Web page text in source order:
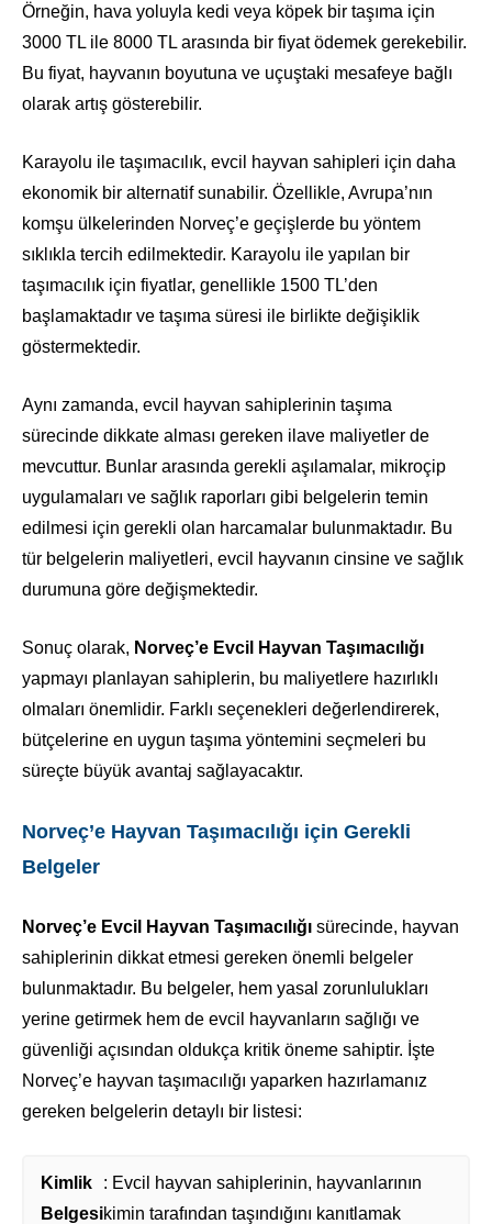
Örneğin, hava yoluyla kedi veya köpek bir taşıma için
3000 TL ile 8000 TL arasında bir fiyat ödemek gerekebilir.
Bu fiyat, hayvanın boyutuna ve uçuştaki mesafeye bağlı
olarak artış gösterebilir.
Karayolu ile taşımacılık, evcil hayvan sahipleri için daha
ekonomik bir alternatif sunabilir. Özellikle, Avrupa’nın
komşu ülkelerinden Norveç’e geçişlerde bu yöntem
sıklıkla tercih edilmektedir. Karayolu ile yapılan bir
taşımacılık için fiyatlar, genellikle 1500 TL’den
başlamaktadır ve taşıma süresi ile birlikte değişiklik
göstermektedir.
Aynı zamanda, evcil hayvan sahiplerinin taşıma
sürecinde dikkate alması gereken ilave maliyetler de
mevcuttur. Bunlar arasında gerekli aşılamalar, mikroçip
uygulamaları ve sağlık raporları gibi belgelerin temin
edilmesi için gerekli olan harcamalar bulunmaktadır. Bu
tür belgelerin maliyetleri, evcil hayvanın cinsine ve sağlık
durumuna göre değişmektedir.
Sonuç olarak, Norveç’e Evcil Hayvan Taşımacılığı
yapmayı planlayan sahiplerin, bu maliyetlere hazırlıklı
olmaları önemlidir. Farklı seçenekleri değerlendirerek,
bütçelerine en uygun taşıma yöntemini seçmeleri bu
süreçte büyük avantaj sağlayacaktır.
Norveç’e Hayvan Taşımacılığı için Gerekli
Belgeler
Norveç’e Evcil Hayvan Taşımacılığı sürecinde, hayvan
sahiplerinin dikkat etmesi gereken önemli belgeler
bulunmaktadır. Bu belgeler, hem yasal zorunlulukları
yerine getirmek hem de evcil hayvanların sağlığı ve
güvenliği açısından oldukça kritik öneme sahiptir. İşte
Norveç’e hayvan taşımacılığı yaparken hazırlamanız
gereken belgelerin detaylı bir listesi:
Kimlik
Belgesi
: Evcil hayvan sahiplerinin, hayvanlarının
kimin tarafından taşındığını kanıtlamak